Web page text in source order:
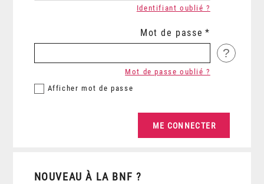
Identifiant oublié ?
Mot de passe
?
Afficher mot de passe
Mot de passe oublié ?
NOUVEAU À LA BNF ?